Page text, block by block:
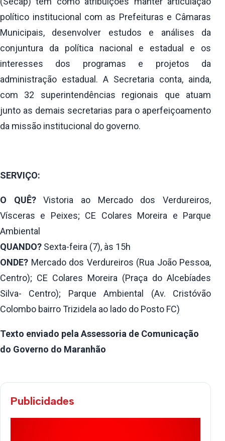
político institucional com as Prefeituras e Câmaras
Municipais, desenvolver estudos e análises da
conjuntura da política nacional e estadual e os
interesses dos programas e projetos da
administração estadual. A Secretaria conta, ainda,
com 32 superintendências regionais que atuam
junto as demais secretarias para o aperfeiçoamento
da missão institucional do governo.
SERVIÇO:
O QUÊ?Vistoria ao Mercado dos Verdureiros,
Vísceras e Peixes; CE Colares Moreira e Parque
Ambiental
QUANDO? Sexta-feira (7), às 15h
ONDE? Mercado dos Verdureiros (Rua João Pessoa,
Centro); CE Colares Moreira (Praça do Alcebíades
Silva- Centro); Parque Ambiental (Av. Cristóvão
Colombo bairro Trizidela ao lado do Posto FC)
Texto enviado pela Assessoria de Comunicação
do Governo do Maranhão
Publicidades